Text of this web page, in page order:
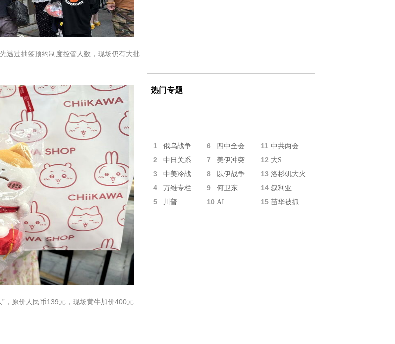
透过抽签预约制度控管人数，现场仍有大批
，原价人民币139元，现场黄牛加价400元
热门专题
1 俄乌战争 6 四中全会 11 中共两会
2 中日关系 7 美伊冲突 12 大S
3 中美冷战 8 以伊战争 13 洛杉矶大火
4 万维专栏 9 何卫东 14 叙利亚
5 川普 10 AI 15 苗华被抓